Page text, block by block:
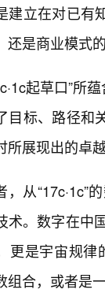
建立在对已有
还是商业模式
起草口”所
目标、路径和
所展现出的卓
，从“17c·1c”
术。数字在中
更是宇宙规律
组合，或者是